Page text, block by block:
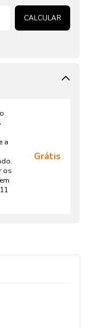
Alterar CEP
CALCULAR
a
os
Grátis